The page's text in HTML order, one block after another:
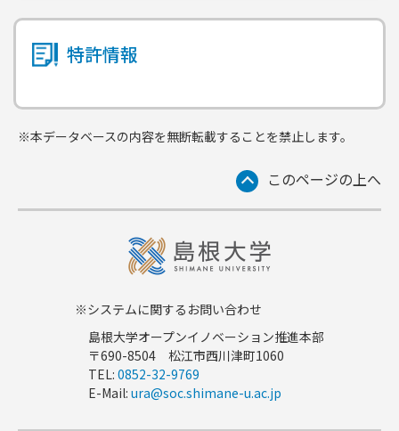
特許情報
※本データベースの内容を無断転載することを禁止します。
このページの上へ
※システムに関するお問い合わせ
島根大学オープンイノベーション推進本部
〒690-8504 松江市西川津町1060
TEL: 0852-32-9769
E-Mail: ura@soc.shimane-u.ac.jp